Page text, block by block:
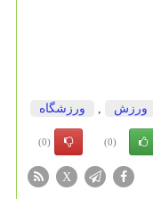
ورزش ورزشگاه
(0)
(0)
X